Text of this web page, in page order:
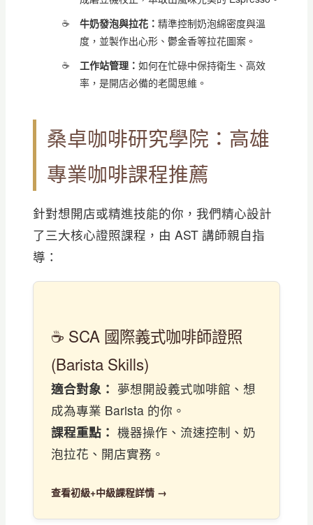
牛奶發泡與拉花： 精準控制奶泡綿密度與溫
度，並製作出心形、鬱金香等拉花圖案。
工作站管理： 如何在忙碌中保持衛生、高效
率，是開店必備的老闆思維。
桑卓咖啡研究學院：高雄
專業咖啡課程推薦
針對想開店或精進技能的你，我們精心設計
了三大核心證照課程，由 AST 講師親自指
導：
☕ SCA 國際義式咖啡師證照
(Barista Skills)
適合對象： 夢想開設義式咖啡館、想
成為專業 Barista 的你。
課程重點： 機器操作、流速控制、奶
泡拉花、開店實務。
查看初級+中級課程詳情 →